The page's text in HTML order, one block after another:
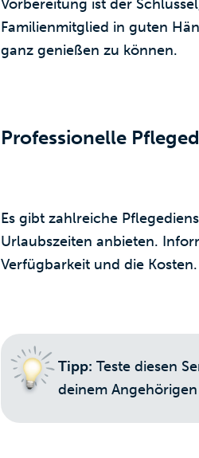
Vorbereitung ist der
Familienmitglied in guten
ganz genießen zu können.
Professionelle
Es gibt zahlreiche
Urlaubszeiten anbieten.
Verfügbarkeit und die Kosten.
Tipp: Teste diesen
deinem